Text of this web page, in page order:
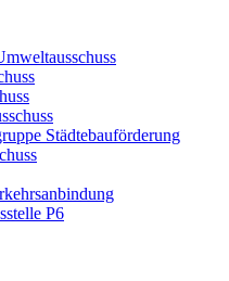
Städtebauförderung
P6